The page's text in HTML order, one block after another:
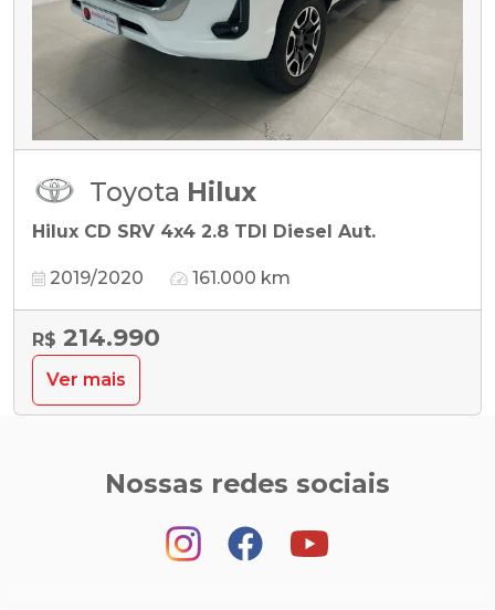
Toyota Hilux
Hilux CD SRV 4x4 2.8 TDI Diesel Aut.
2019/2020 161.000 km
R$ 214.990
Ver mais
Nossas redes sociais